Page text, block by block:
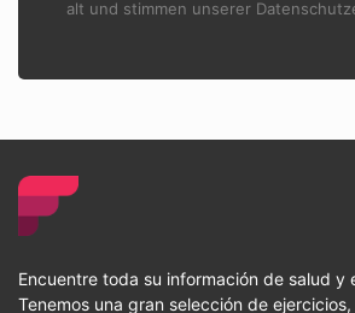
alt und stimmen unserer
Encuentre toda su información de salud y
Tenemos una gran selección de